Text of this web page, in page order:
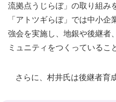
流拠点うじらぼ」の取り組み
「アトツギらぼ」では中小
強会を実施し、地銀や後継者
ミュニティをつくっているこ
さらに、村井氏は後継者育